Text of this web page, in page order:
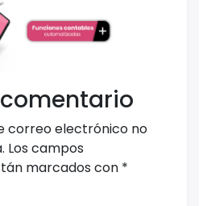
correo electrónico no
Los campos
marcados con *